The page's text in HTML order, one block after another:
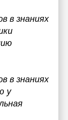
в знаниях
в знаниях
у